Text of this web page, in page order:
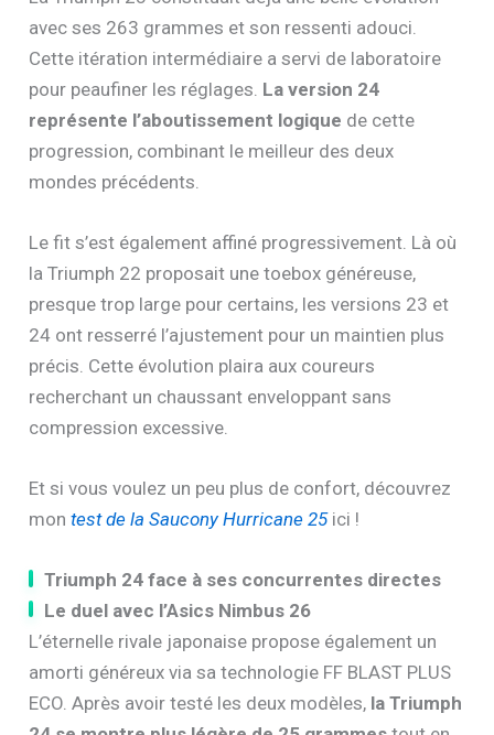
avec ses 263 grammes et son ressenti adouci.
Cette itération intermédiaire a servi de laboratoire
pour peaufiner les réglages. La version 24
représente l’aboutissement logique de cette
progression, combinant le meilleur des deux
mondes précédents.
Le fit s’est également affiné progressivement. Là où
la Triumph 22 proposait une toebox généreuse,
presque trop large pour certains, les versions 23 et
24 ont resserré l’ajustement pour un maintien plus
précis. Cette évolution plaira aux coureurs
recherchant un chaussant enveloppant sans
compression excessive.
Et si vous voulez un peu plus de confort, découvrez
montest de la Saucony Hurricane 25ici !
Triumph 24 face à ses concurrentes directes
Le duel avec l’Asics Nimbus 26
L’éternelle rivale japonaise propose également un
amorti généreux via sa technologie FF BLAST PLUS
ECO. Après avoir testé les deux modèles, la Triumph